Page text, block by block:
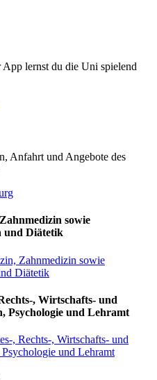
lernst du die Uni spielend
Anfahrt und Angebote des
sowie
und Diätetik
Zahnmedizin sowie
Diätetik
, Wirtschafts- und
Psychologie und Lehramt
, Rechts-, Wirtschafts- und
und Lehramt